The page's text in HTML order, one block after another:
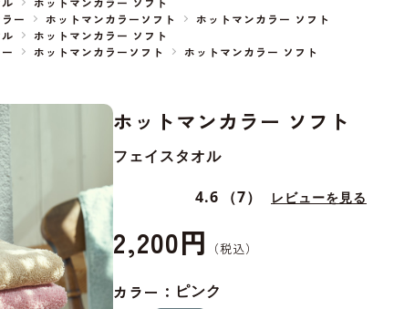
ー ホットマンカラーソフト
ホットマンカラー ソフト
ホットマンカラー ソフト
ホットマンカラーソフト
ホットマンカラー ソフト
ホットマンカラー ソフト
フェイスタオル
4.6 （7） レビューを見る
2,200円
カラー： ピンク